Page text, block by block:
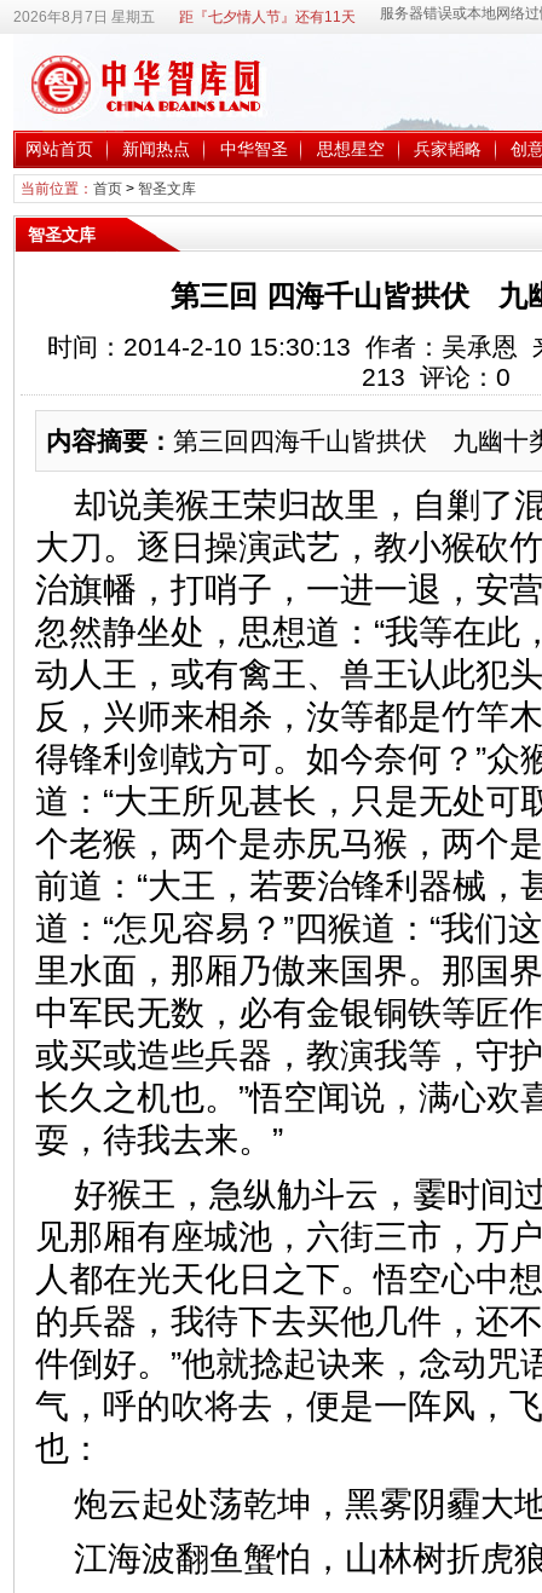
2026年8月7日 星期五 距『七夕情人节』还有11天
网站首页 新闻热点 中华智圣 思想星空 兵家韬略 创
当前位置： 首页> 智圣文库
智圣文库
第三回 四海千山皆拱伏 九
时间：2014-2-10 15:30:13 作者：吴承恩
213 评论： 0
内容摘要： 第三回四海千山皆拱伏 九幽十
却说美猴王荣归故里，自剿了
大刀。逐日操演武艺，教小猴砍
治旗幡，打哨子，一进一退，安
忽然静坐处，思想道：“我等在此
动人王，或有禽王、兽王认此犯
反，兴师来相杀，汝等都是竹竿
得锋利剑戟方可。如今奈何？”众
道：“大王所见甚长，只是无处可
个老猴，两个是赤尻马猴，两个
前道：“大王，若要治锋利器械，
道：“怎见容易？”四猴道：“我们
里水面，那厢乃傲来国界。那国
中军民无数，必有金银铜铁等匠
或买或造些兵器，教演我等，守
长久之机也。”悟空闻说，满心欢
耍，待我去来。”
好猴王，急纵觔斗云，霎时间
见那厢有座城池，六街三市，万
人都在光天化日之下。悟空心中
的兵器，我待下去买他几件，还
件倒好。”他就捻起诀来，念动咒
气，呼的吹将去，便是一阵风，
也：
炮云起处荡乾坤，黑雾阴
江海波翻鱼蟹怕，山林树